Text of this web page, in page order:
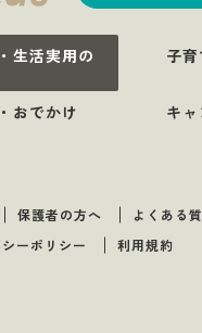
生活実用の 子
おでかけ
キ
保護者の方へ
よくある
ーポリシー 利用規約